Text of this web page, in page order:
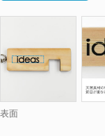
表面